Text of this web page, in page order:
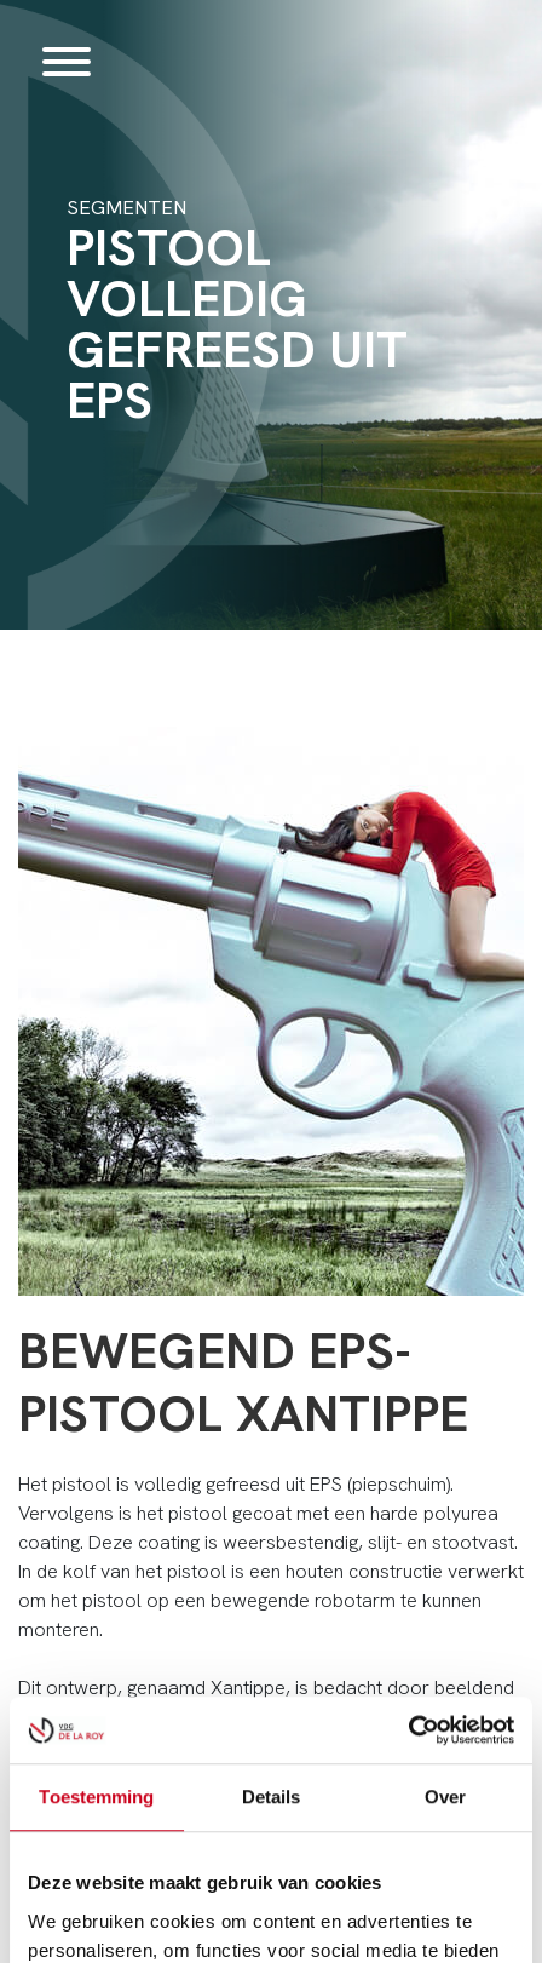
Toestemming Details Over
Deze website maakt gebruik van cookies
We gebruiken cookies om content en advertenties te
personaliseren, om functies voor social media te bieden
SEGMENTEN
PISTOOL
VOLLEDIG
GEFREESD UIT
EPS
BEWEGEND EPS-
PISTOOL XANTIPPE
Het pistool is volledig gefreesd uit EPS (piepschuim).
Vervolgens is het pistool gecoat met een harde polyurea
coating. Deze coating is weersbestendig, slijt- en stootvast.
In de kolf van het pistool is een houten constructie verwerkt
om het pistool op een bewegende robotarm te kunnen
monteren.
Dit ontwerp, genaamd Xantippe, is bedacht door beeldend
kunstenaar
installatie Xantippe gepresenteerd. Xantippe is een
metershoog glanzend pistool. Zij verleidt de kijker met haar
ronddraaien, dansen en steigeren als een paard. Zij volgt de
toeschouwer en kan haar loop recht op jou gericht houden.
De kijker wordt uitgenodigd om het spel met Xantippe aan